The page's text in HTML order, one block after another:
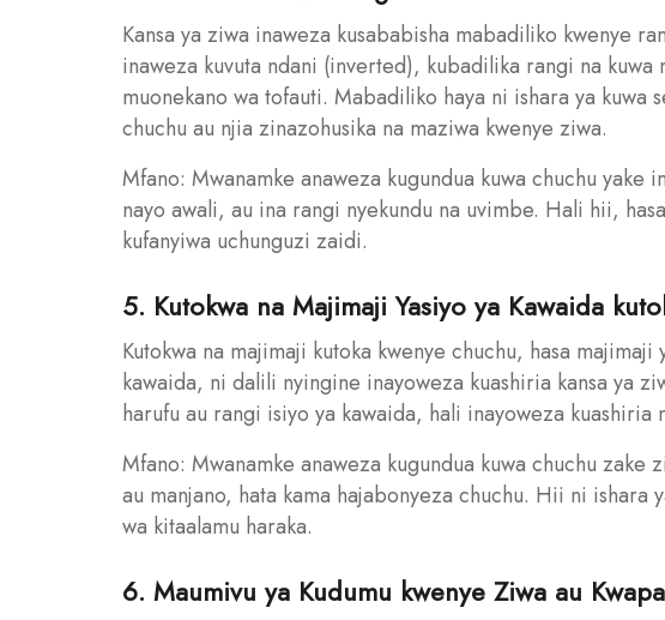
Kansa ya ziwa inaweza kusababisha mabadiliko kwenye
inaweza kuvuta ndani (inverted), kubadilika rangi na kuwa
muonekano wa tofauti. Mabadiliko haya ni ishara ya kuwa
chuchu au njia zinazohusika na maziwa kwenye ziwa.
Mfano: Mwanamke anaweza kugundua kuwa chuchu yake
nayo awali, au ina rangi nyekundu na uvimbe. Hali hii,
kufanyiwa uchunguzi zaidi.
5. Kutokwa na Majimaji Yasiyo ya Kawaida
Kutokwa na majimaji kutoka kwenye chuchu, hasa
kawaida, ni dalili nyingine inayoweza kuashiria kansa ya
harufu au rangi isiyo ya kawaida, hali inayoweza
Mfano: Mwanamke anaweza kugundua kuwa chuchu zake
au manjano, hata kama hajabonyeza chuchu. Hii ni ishara
wa kitaalamu haraka.
6. Maumivu ya Kudumu kwenye Ziwa au Kwapa